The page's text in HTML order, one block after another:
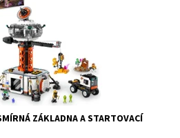
1
ZÁKLADNA A STARTOVACÍ